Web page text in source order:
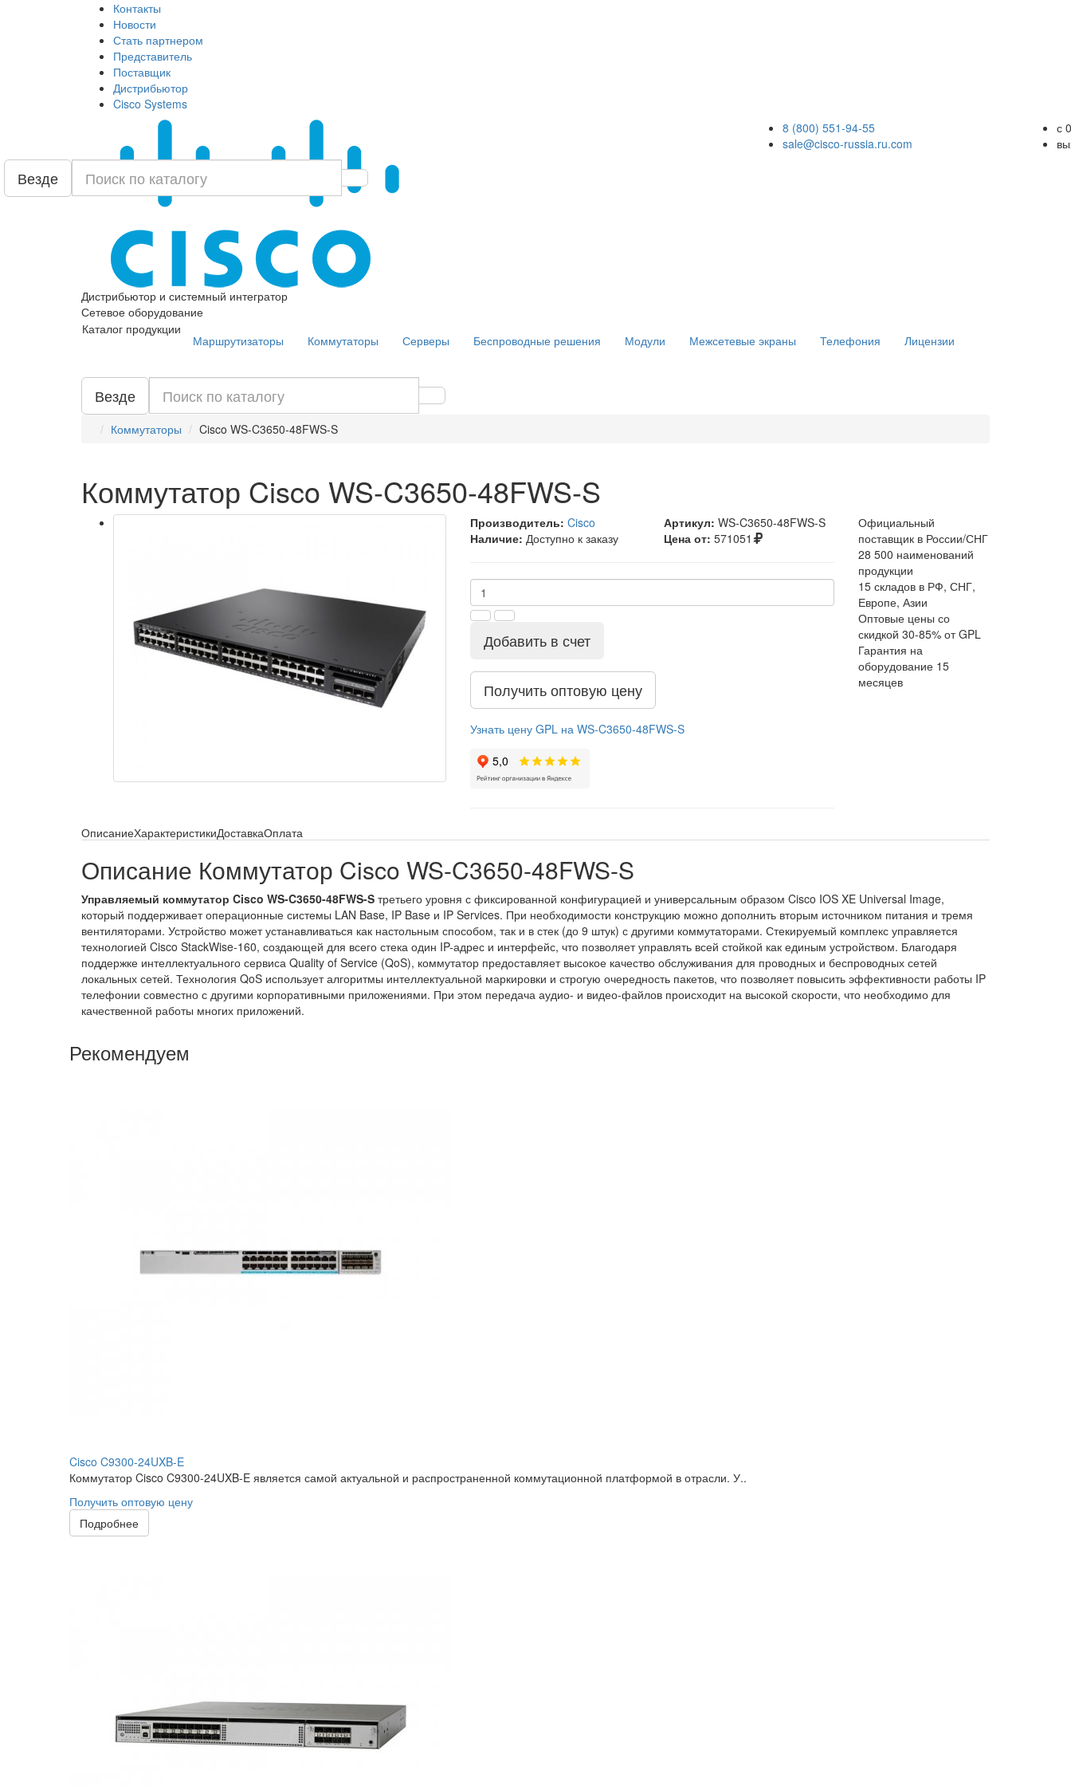
Контакты
Новости
Стать партнером
Представитель
Поставщик
Дистрибьютор
Cisco Systems
Дистрибьютор и системный интегратор
Сетевое оборудование
8 (800) 551-94-55
sale@cisco-russia.ru.com
с
Везде
Каталог продукции
Маршрутизаторы Коммутаторы Серверы Беспроводные решения Модули Межсетевые экраны Телефония Лицензии
Везде
Коммутаторы Cisco WS-C3650-48FWS-S
Коммутатор Cisco WS-C3650-48FWS-S
Производитель: Cisco Артикул: WS-C3650-48FWS-S
Наличие: Доступно к заказу Цена от: 571051
Добавить в счет
Получить оптовую цену
Узнать цену GPL на WS-C3650-48FWS-S
Официальный
поставщик в России/СНГ
28 500 наименований
продукции
15 складов в РФ, СНГ,
Европе, Азии
Оптовые цены со
скидкой 30-85% от GPL
Гарантия на
оборудование 15
месяцев
ОписаниеХарактеристикиДоставкаОплата
Описание Коммутатор Cisco WS-C3650-48FWS-S
Управляемый коммутатор Cisco WS-C3650-48FWS-S третьего уровня с фиксированной конфигурацией и универсальным образом Cisco IOS XE Universal Image,
который поддерживает операционные системы LAN Base, IP Base и IP Services. При необходимости конструкцию можно дополнить вторым источником питания и тремя
вентиляторами. Устройство может устанавливаться как настольным способом, так и в стек (до 9 штук) с другими коммутаторами. Стекируемый комплекс управляется
технологией Cisco StackWise-160, создающей для всего стека один IP-адрес и интерфейс, что позволяет управлять всей стойкой как единым устройством. Благодаря
поддержке интеллектуального сервиса Quality of Service (QoS), коммутатор предоставляет высокое качество обслуживания для проводных и беспроводных сетей
локальных сетей. Технология QoS использует алгоритмы интеллектуальной маркировки и строгую очередность пакетов, что позволяет повысить эффективности работы IP
телефонии совместно с другими корпоративными приложениями. При этом передача аудио- и видео-файлов происходит на высокой скорости, что необходимо для
качественной работы многих приложений.
Рекомендуем
Cisco C9300-24UXB-E
Коммутатор Cisco C9300-24UXB-E является самой актуальной и распространенной коммутационной платформой в отрасли. У..
Получить оптовую цену
Подробнее